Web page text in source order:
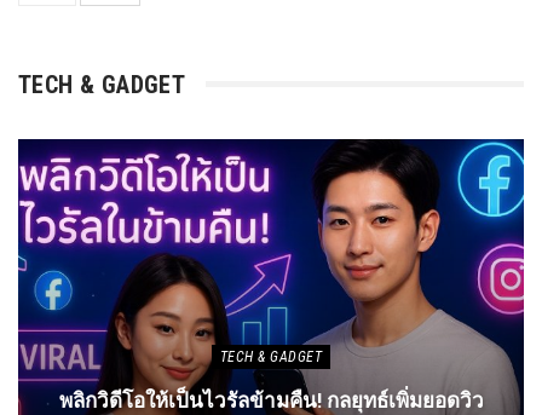
TECH & GADGET
TECH & GADGET
พลิกวิดีโอให้เป็นไวรัลข้ามคืน! กลยุทธ์เพิ่มยอดวิว